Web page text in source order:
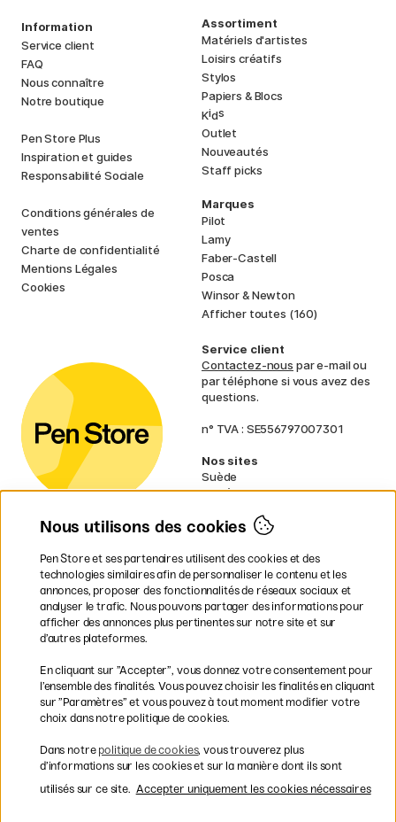
Information
Service client
FAQ
Nous connaître
Notre boutique
Pen Store Plus
Inspiration et guides
Responsabilité Sociale
Conditions générales de
ventes
Charte de confidentialité
Mentions Légales
Cookies
Assortiment
Matériels d'artistes
Loisirs créatifs
Stylos
Papiers & Blocs
Kids
Outlet
Nouveautés
Staff picks
Marques
Pilot
Lamy
Faber-Castell
Posca
Winsor & Newton
Afficher toutes (160)
Service client
Contactez-nous par e-mail ou
par téléphone si vous avez des
questions.
n° TVA : SE556797007301
Nos sites
Suède
Norvège
Finlande
Irlande
Pays-Bas
Royaume-Uni
UE
volumineux.
Les modes de paiement
Nous utilisons des cookies
Pen Store et ses partenaires utilisent des cookies et des
technologies similaires afin de personnaliser le contenu et les
annonces, proposer des fonctionnalités de réseaux sociaux et
analyser le trafic. Nous pouvons partager des informations pour
afficher des annonces plus pertinentes sur notre site et sur
d’autres plateformes.
En cliquant sur ”Accepter”, vous donnez votre consentement pour
l’ensemble des finalités. Vous pouvez choisir les finalités en cliquant
sur ”Paramètres” et vous pouvez à tout moment modifier votre
choix dans notre politique de cookies.
Dans notre politique de cookies, vous trouverez plus
d’informations sur les cookies et sur la manière dont ils sont
utilisés sur ce site. Accepter uniquement les cookies nécessaires